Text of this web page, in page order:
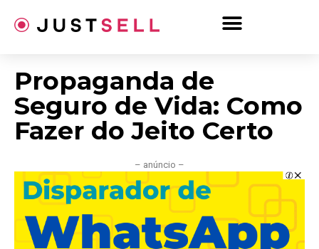
para
Propaganda de
Seguro de Vida: Como
Fazer do Jeito Certo
– anúncio –